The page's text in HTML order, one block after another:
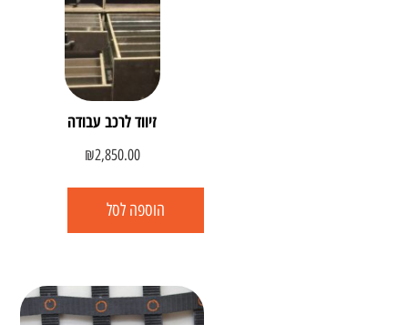
זיווד לרכב עבודה
₪2,850.00
הוספה לסל